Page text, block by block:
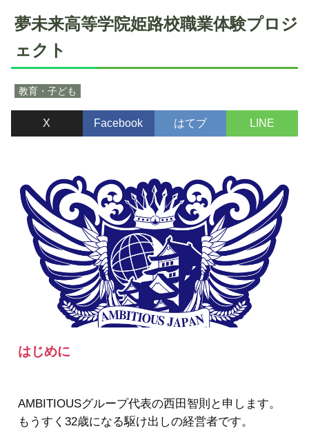
夢未来高等学院姫路校職業体験プロジ
ェクト
教育・子ども
X Facebook はてブ LINE
はじめに
AMBITIOUSグループ代表の西田智則と申します。
もうすく32歳になる駆け出しの経営者です。